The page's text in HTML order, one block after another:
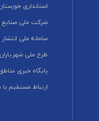
استانداری
شرکت ملی صنایع
سامانه ملی
طرح ملی شهریاران
پایگاه خبری
ارتباط مستقیم